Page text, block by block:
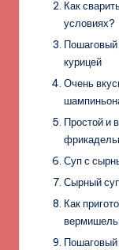
Как
условиях?
Пошаговый
курицей
Очень
Простой и
Суп с
Сырный
Как
Пошаговый